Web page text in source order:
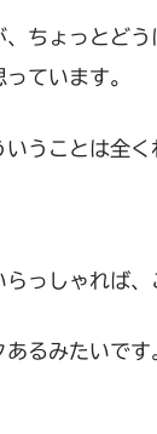
、ちょっとど
ています。
うことは全
らっしゃれば、
るみたいです